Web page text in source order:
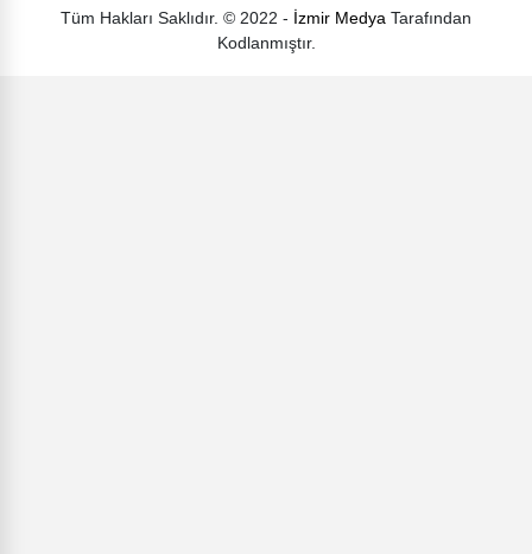
Tüm Hakları Saklıdır. © 2022 - İzmir Medya Tarafından
Kodlanmıştır.